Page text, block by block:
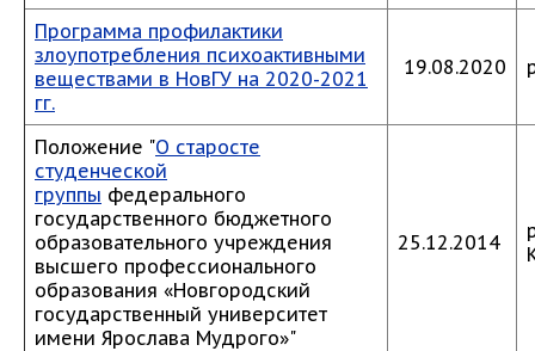
Программа профилактики
злоупотребления психоактивными
веществами в НовГУ на 2020-2021
гг.
19.08.2020
Положение "О старосте
студенческой
группы федерального
государственного бюджетного
образовательного учреждения
высшего профессионального
образования «Новгородский
государственный университет
имени Ярослава Мудрого»"
25.12.2014